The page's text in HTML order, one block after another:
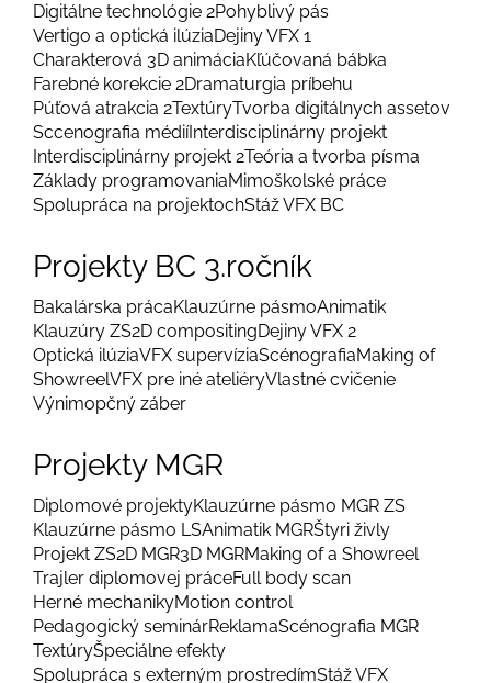
Digitálne technológie 2Pohyblivý pás
Vertigo a optická ilúziaDejiny VFX 1
Charakterová 3D animáciaKľúčovaná bábka
Farebné korekcie 2Dramaturgia príbehu
Púťová atrakcia 2TextúryTvorba digitálnych assetov
Sccenografia médiíInterdisciplinárny projekt
Interdisciplinárny projekt 2Teória a tvorba písma
Základy programovaniaMimoškolské práce
Spolupráca na projektochStáž VFX BC
Projekty BC 3.ročník
Bakalárska prácaKlauzúrne pásmoAnimatik
Klauzúry ZS2D compositingDejiny VFX 2
Optická ilúziaVFX supervíziaScénografiaMaking of
ShowreelVFX pre iné ateliéryVlastné cvičenie
Výnimopčný záber
Projekty MGR
Diplomové projektyKlauzúrne pásmo MGR ZS
Klauzúrne pásmo LSAnimatik MGRŠtyri živly
Projekt ZS2D MGR3D MGRMaking of a Showreel
Trajler diplomovej práceFull body scan
Herné mechanikyMotion control
Pedagogický seminárReklamaScénografia MGR
TextúryŠpeciálne efekty
Spolupráca s externým prostredímStáž VFX